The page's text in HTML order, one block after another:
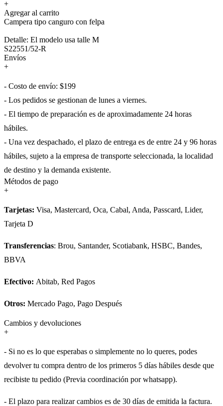
+
Agregar al carrito
Campera tipo canguro con felpa
Detalle: El modelo usa talle M
S22551/52-R
Envíos
+
- Costo de envío: $199
- Los pedidos se gestionan de lunes a viernes.
- El tiempo de preparación es de aproximadamente 24 horas
hábiles.
- Una vez despachado, el plazo de entrega es de entre 24 y 96 horas
hábiles, sujeto a la empresa de transporte seleccionada, la localidad
de destino y la demanda existente.
Métodos de pago
+
Tarjetas: Visa, Mastercard, Oca, Cabal, Anda, Passcard, Lider,
Tarjeta D
Transferencias: Brou, Santander, Scotiabank, HSBC, Bandes,
BBVA
Efectivo: Abitab, Red Pagos
Otros: Mercado Pago, Pago Después
Cambios y devoluciones
+
- Si no es lo que esperabas o simplemente no lo queres, podes
devolver tu compra dentro de los primeros 5 días hábiles desde que
recibiste tu pedido (Previa coordinación por whatsapp).
- El plazo para realizar cambios es de 30 días de emitida la factura.